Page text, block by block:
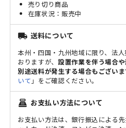
売り切り商品
販売中
local_shipping 送料について
本州・四国・九州地域に限り、法
おりますが、 設置作業を伴う場合
別途送料が発生する場合もございま
いて 」をご確認ください。
point_of_sale お支払い方法について
お支払い方法は、銀行振込による